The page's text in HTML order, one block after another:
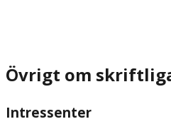
Övrigt om
Intressenter